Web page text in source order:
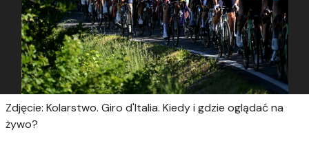
Zdjęcie: Kolarstwo. Giro d'Italia. Kiedy i gdzie oglądać na
żywo?